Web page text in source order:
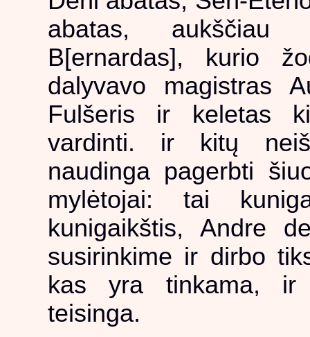
abatas, aukščiau
B[ernardas], kurio
dalyvavo magistras
Fulšeris ir keletas
vardinti. ir kitų
naudinga pagerbti
mylėtojai: tai
kunigaikštis, Andre
susirinkime ir dirbo
kas yra tinkama, ir
teisinga.